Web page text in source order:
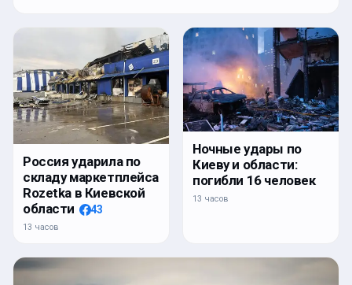
Россия ударила по
складу маркетплейса
Rozetka в Киевской
области
43
13 часов
Ночные удары по
Киеву и области:
погибли 16 человек
13 часов